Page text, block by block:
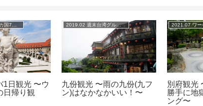
1日観光 〜ウ
日帰り観
2019.02 週末台湾グルメ旅
九份観光 〜雨の九份(九フ
ン)はなかなかいい！〜
別府観光
勝手に地
ング〜